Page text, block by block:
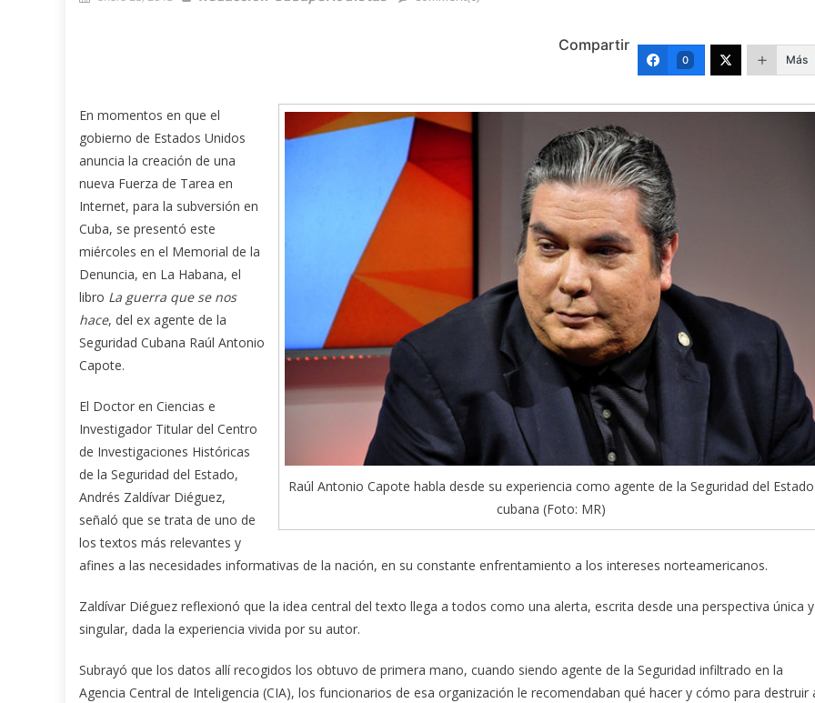
Compartir
0 Más
Raúl Antonio Capote habla desde su experiencia como agente de la Seguridad del Estado
cubana (Foto: MR)
En momentos en que el
gobierno de Estados Unidos
anuncia la creación de una
nueva Fuerza de Tarea en
Internet, para la subversión en
Cuba, se presentó este
miércoles en el Memorial de la
Denuncia, en La Habana, el
libro La guerra que se nos
hace, del ex agente de la
Seguridad Cubana Raúl Antonio
Capote.
El Doctor en Ciencias e
Investigador Titular del Centro
de Investigaciones Históricas
de la Seguridad del Estado,
Andrés Zaldívar Diéguez,
señaló que se trata de uno de
los textos más relevantes y
afines a las necesidades informativas de la nación, en su constante enfrentamiento a los intereses norteamericanos.
Zaldívar Diéguez reflexionó que la idea central del texto llega a todos como una alerta, escrita desde una perspectiva única y
singular, dada la experiencia vivida por su autor.
Subrayó que los datos allí recogidos los obtuvo de primera mano, cuando siendo agente de la Seguridad infiltrado en la
Agencia Central de Inteligencia (CIA), los funcionarios de esa organización le recomendaban qué hacer y cómo para destruir